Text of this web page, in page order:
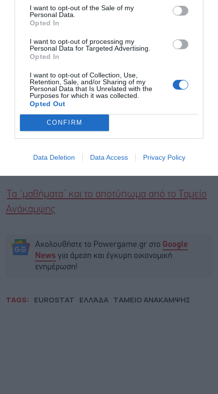
I want to opt-out of the Sale of my
Personal Data.
Opted In
I want to opt-out of processing my
Personal Data for Targeted Advertising.
Opted In
I want to opt-out of Collection, Use,
Retention, Sale, and/or Sharing of my
Personal Data that Is Unrelated with the
Purposes for which it was collected.
Opted Out
CONFIRM
Data Deletion Data Access Privacy Policy
πραγματοποιηθεί το Δεκέμβριο του 2026.
Διαβάστε επίσης
Ανάσα τεσσάρων μηνών στην υλοποίηση των
έργων του Ταμείου Ανάκαμψης, ποια projects
ανακαλούνται
Παπαθανάσης: Υποβλήθηκε στην Κομισιόν η
πρόταση αναθεώρησης του Σχεδίου Ανάκαμψης
Τα “μαθήματα” και το αποτύπωμα από το Ταμείο
Ανάκαμψης
Ακολουθήστε το Powergame.gr στο Google
News για άμεση και έγκυρη οικονομική
ενημέρωση!
TAGS: EUROSTAT ΕΛΛΆΔΑ ΤΑΜΕΙΟ ΑΝΑΚΑΜΨΗΣ
Αποδέχομαι τους